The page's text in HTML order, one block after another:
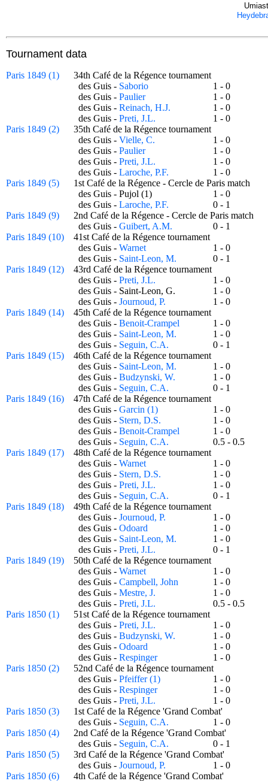
Tournament data
Paris 1849 (1)
34th Café de la Régence tournament
des Guis - Saborio
1 - 0
des Guis - Paulier
1 - 0
des Guis - Reinach, H.J.
1 - 0
des Guis - Preti, J.L.
1 - 0
Paris 1849 (2)
35th Café de la Régence tournament
des Guis - Vielle, C.
1 - 0
des Guis - Paulier
1 - 0
des Guis - Preti, J.L.
1 - 0
des Guis - Laroche, P.F.
1 - 0
Paris 1849 (5)
1st Café de la Régence - Cercle de Paris match
des Guis - Pujol (1)
1 - 0
des Guis - Laroche, P.F.
0 - 1
Paris 1849 (9)
2nd Café de la Régence - Cercle de Paris match
des Guis - Guibert, A.M.
0 - 1
Paris 1849 (10)
41st Café de la Régence tournament
des Guis - Warnet
1 - 0
des Guis - Saint-Leon, M.
0 - 1
Paris 1849 (12)
43rd Café de la Régence tournament
des Guis - Preti, J.L.
1 - 0
des Guis - Saint-Leon, G.
1 - 0
des Guis - Journoud, P.
1 - 0
Paris 1849 (14)
45th Café de la Régence tournament
des Guis - Benoit-Crampel
1 - 0
des Guis - Saint-Leon, M.
1 - 0
des Guis - Seguin, C.A.
0 - 1
Paris 1849 (15)
46th Café de la Régence tournament
des Guis - Saint-Leon, M.
1 - 0
des Guis - Budzynski, W.
1 - 0
des Guis - Seguin, C.A.
0 - 1
Paris 1849 (16)
47th Café de la Régence tournament
des Guis - Garcin (1)
1 - 0
des Guis - Stern, D.S.
1 - 0
des Guis - Benoit-Crampel
1 - 0
des Guis - Seguin, C.A.
0.5 - 0.5
Paris 1849 (17)
48th Café de la Régence tournament
des Guis - Warnet
1 - 0
des Guis - Stern, D.S.
1 - 0
des Guis - Preti, J.L.
1 - 0
des Guis - Seguin, C.A.
0 - 1
Paris 1849 (18)
49th Café de la Régence tournament
des Guis - Journoud, P.
1 - 0
des Guis - Odoard
1 - 0
des Guis - Saint-Leon, M.
1 - 0
des Guis - Preti, J.L.
0 - 1
Paris 1849 (19)
50th Café de la Régence tournament
des Guis - Warnet
1 - 0
des Guis - Campbell, John
1 - 0
des Guis - Mestre, J.
1 - 0
des Guis - Preti, J.L.
0.5 - 0.5
Paris 1850 (1)
51st Café de la Régence tournament
des Guis - Preti, J.L.
1 - 0
des Guis - Budzynski, W.
1 - 0
des Guis - Odoard
1 - 0
des Guis - Respinger
1 - 0
Paris 1850 (2)
52nd Café de la Régence tournament
des Guis - Pfeiffer (1)
1 - 0
des Guis - Respinger
1 - 0
des Guis - Preti, J.L.
1 - 0
Paris 1850 (3)
1st Café de la Régence 'Grand Combat'
des Guis - Seguin, C.A.
1 - 0
Paris 1850 (4)
2nd Café de la Régence 'Grand Combat'
des Guis - Seguin, C.A.
0 - 1
Paris 1850 (5)
3rd Café de la Régence 'Grand Combat'
des Guis - Journoud, P.
1 - 0
Paris 1850 (6)
4th Café de la Régence 'Grand Combat'